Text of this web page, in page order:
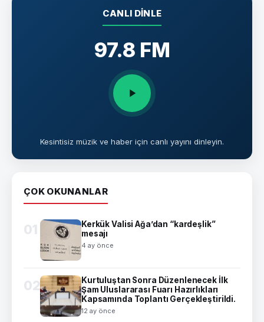
CANLI DINLE
97.8 FM
Kesintisiz müzik ve haber için canlı yayını dinleyin.
ÇOK OKUNANLAR
01
Kerkük Valisi Ağa’dan “kardeşlik”
mesajı
4 ay önce
02
Kurtuluştan Sonra Düzenlenecek İlk
Şam Uluslararası Fuarı Hazırlıkları
Kapsamında Toplantı Gerçekleştirildi.
12 ay önce